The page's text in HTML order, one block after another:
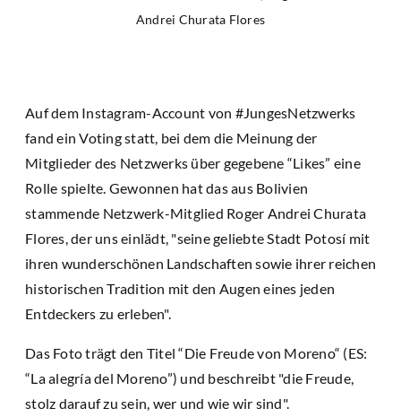
Andrei Churata Flores
Auf dem Instagram-Account von #JungesNetzwerks
fand ein Voting statt, bei dem die Meinung der
Mitglieder des Netzwerks über gegebene “Likes” eine
Rolle spielte. Gewonnen hat das aus Bolivien
stammende Netzwerk-Mitglied Roger Andrei Churata
Flores, der uns einlädt, "seine geliebte Stadt Potosí mit
ihren wunderschönen Landschaften sowie ihrer reichen
historischen Tradition mit den Augen eines jeden
Entdeckers zu erleben".
Das Foto trägt den Titel “Die Freude von Moreno“ (ES:
“La alegría del Moreno”) und beschreibt "die Freude,
stolz darauf zu sein, wer und wie wir sind".